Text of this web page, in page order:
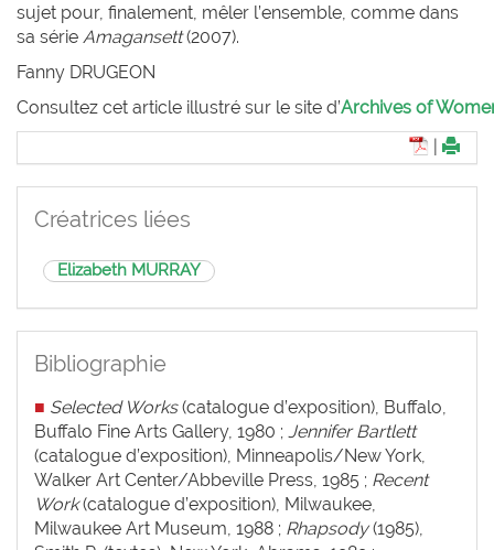
sujet pour, finalement, mêler l’ensemble, comme dans
sa série Amagansett(2007).
Fanny DRUGEON
Consultez cet article illustré sur le site d’Archives of
Créatrices liées
Elizabeth MURRAY
Bibliographie
■ Selected Works(catalogue d’exposition), Buffalo,
Buffalo Fine Arts Gallery, 1980 ; Jennifer Bartlett
(catalogue d’exposition), Minneapolis/New York,
Walker Art Center/Abbeville Press, 1985 ; Recent
Work(catalogue d’exposition), Milwaukee,
Milwaukee Art Museum, 1988 ; Rhapsody(1985),